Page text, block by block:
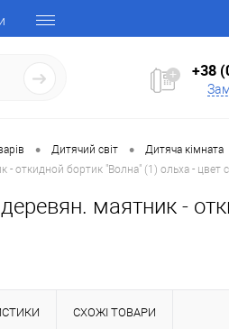
+38
• Дитячий світ • Дитяча кімната
- откидной бортик "Волна" (1) ольха - цвет
маятник -
СХОЖІ ТОВАРИ